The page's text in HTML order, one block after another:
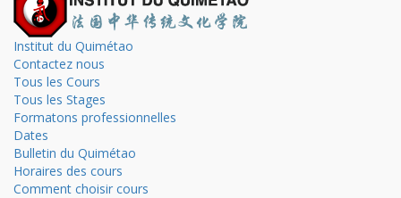
Institut du Quimétao
Contactez nous
Tous les Cours
Tous les Stages
Formatons professionnelles
Dates
Bulletin du Quimétao
Horaires des cours
Comment choisir cours